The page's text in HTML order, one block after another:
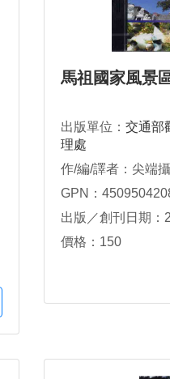
馬祖國家風景
出版單位： 交通部
理處
作/編/譯者：尖端
GPN：
出版／創刊日期：
價格：150